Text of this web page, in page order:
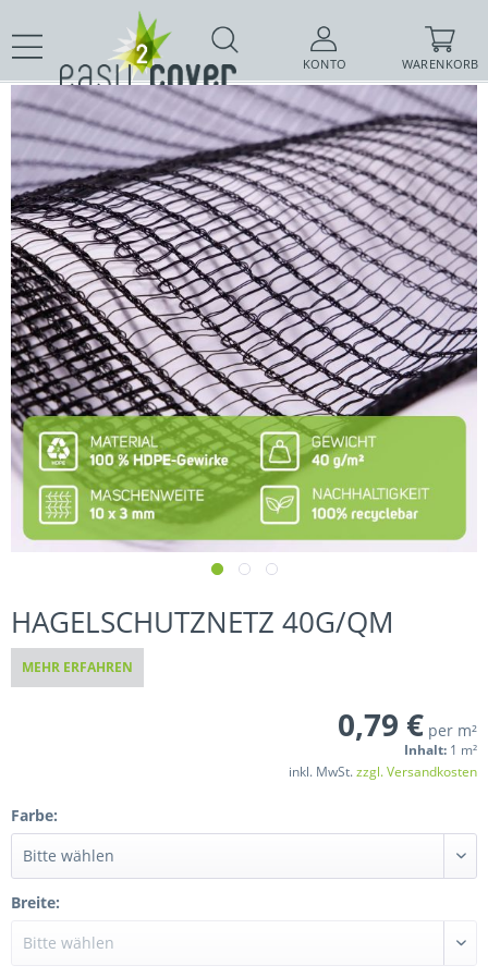
KONTO WARENKORB
HAGELSCHUTZNETZ 40G/QM
MEHR ERFAHREN
0,79 € per m²
Inhalt: 1 m²
inkl. MwSt.zzgl. Versandkosten
Farbe:
Breite: